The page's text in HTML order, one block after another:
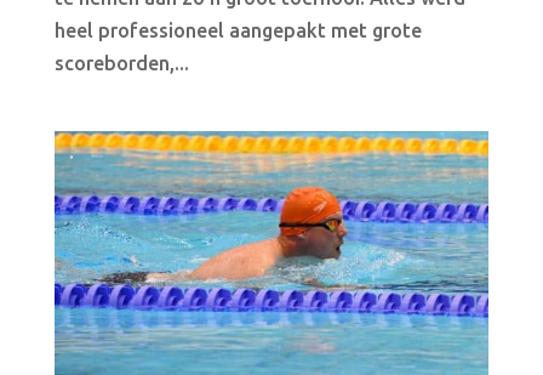
heel professioneel aangepakt met grote
scoreborden,...